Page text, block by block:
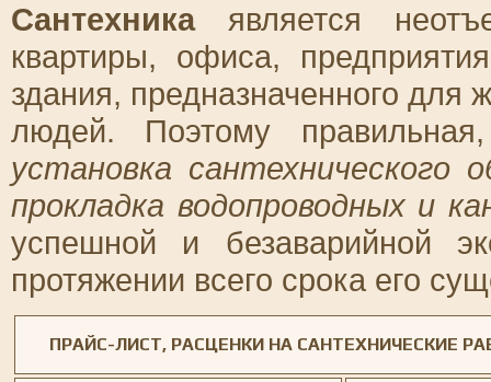
Сантехникаявляется
квартиры, офиса,
здания, предназначенного для
людей. Поэтому
установка сантехнического
прокладка водопроводных и
успешной и безаварийной
протяжении всего срока его
ПРАЙС-ЛИСТ, РАСЦЕНКИ НА САНТЕХНИЧЕСКИЕ